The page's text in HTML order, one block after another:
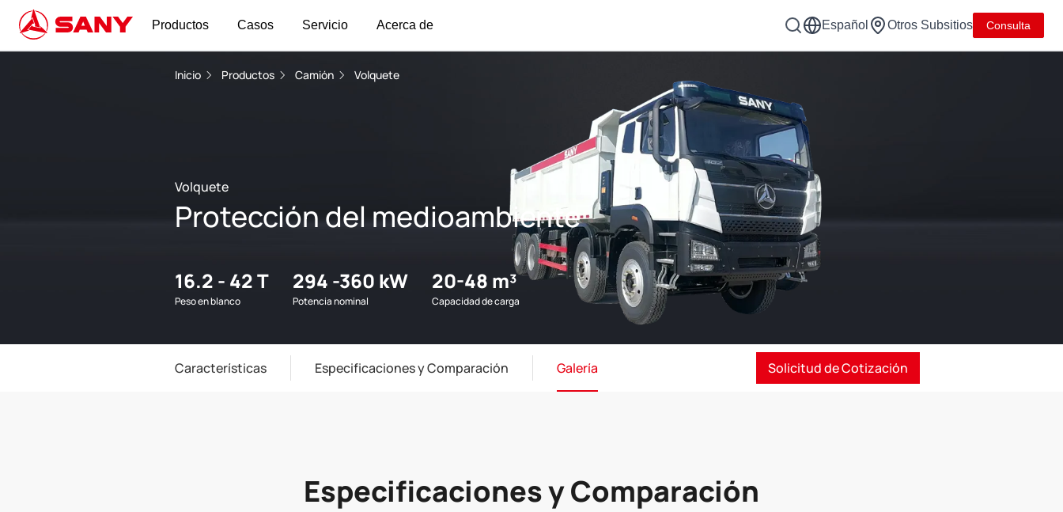
Productos Casos Servicio Acerca de Español Otros Subsitios Consulta
Inicio Productos Camión Volquete
Volquete
Protección del medioambiente
16.2 - 42 T
Peso en blanco
294 -360 kW
Potencia nominal
20-48 m³
Capacidad de carga
Características Especificaciones y Comparación Galería Solicitud de Cotización
Especificaciones y Comparación